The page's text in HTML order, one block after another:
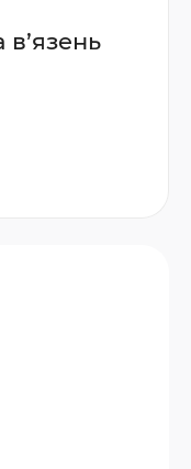
в’язень